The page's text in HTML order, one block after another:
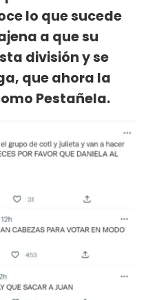
lo que sucede
a que su
división y se
que ahora la
Pestañela.